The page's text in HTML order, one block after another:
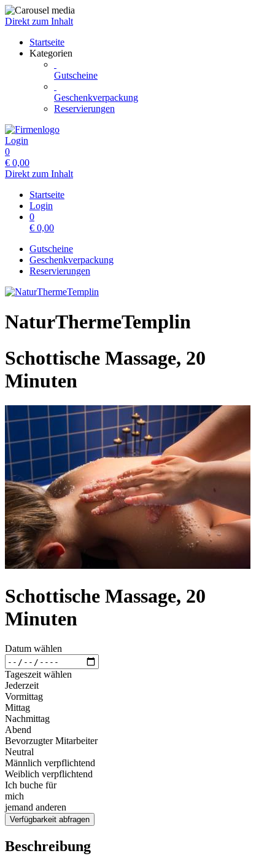
Direkt zum Inhalt
Startseite
Kategorien
Gutscheine
Geschenkverpackung
Reservierungen
Login
0
€ 0,00
Direkt zum Inhalt
Startseite
Login
0
€ 0,00
Gutscheine
Geschenkverpackung
Reservierungen
NaturThermeTemplin
Schottische Massage, 20
Minuten
Schottische Massage, 20
Minuten
Datum wählen
Tageszeit wählen
Jederzeit
Vormittag
Mittag
Nachmittag
Abend
Bevorzugter Mitarbeiter
Neutral
Männlich verpflichtend
Weiblich verpflichtend
Ich buche für
mich
jemand anderen
Verfügbarkeit abfragen
Beschreibung